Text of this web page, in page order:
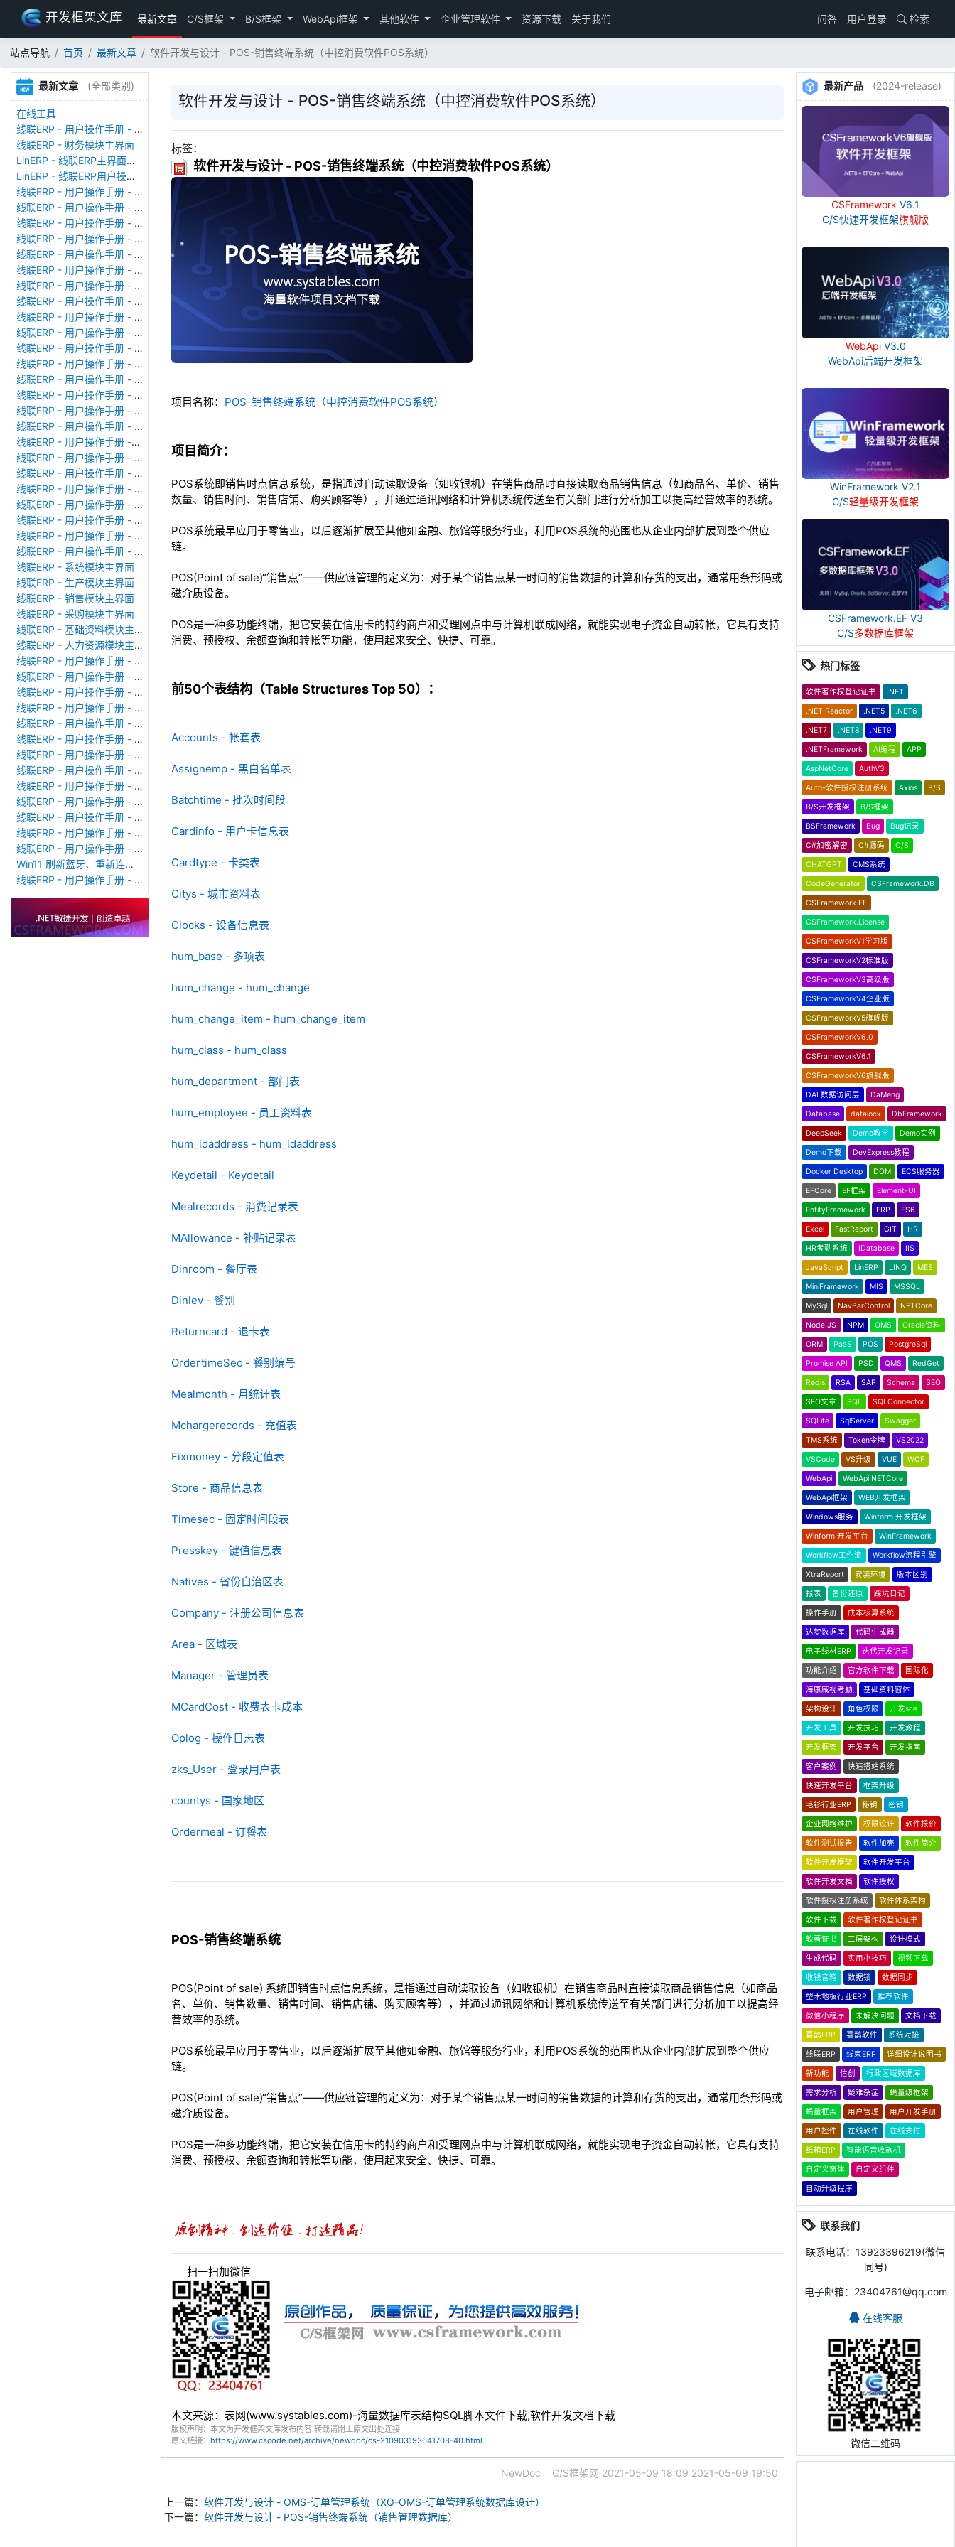
开发框架文库 最新文章 C/S框架 B/S框架 WebApi框架 其他软件 企业管理软件 资源下载 关于我们 问答 用户登录 检索
站点导航 首页 最新文章 软件开发与设计 - POS-销售终端系统（中控消费软件POS系统）
最新文章 (全部类别)
在线工具
线联ERP - 用户操作手册 - 存货期初
线联ERP - 财务模块主界面
LinERP - 线联ERP主界面（HOME）
LinERP - 线联ERP用户操作手册 - 系统登陆
线联ERP - 用户操作手册 - 查看在线用户
线联ERP - 用户操作手册 - 数据备份
线联ERP - 用户操作手册 - 工厂管理
线联ERP - 用户操作手册 - 帐套管理
线联ERP - 用户操作手册 - 语种设置
线联ERP - 用户操作手册 - 国际化多语言
线联ERP - 用户操作手册 - 报表管理
线联ERP - 用户操作手册 - 字段名管理
线联ERP - 用户操作手册 - 模块管理
线联ERP - 用户操作手册 - 广播消息
线联ERP - 用户操作手册 - 审计日志
线联ERP - 用户操作手册 - 公司资料设置
线联ERP - 用户操作手册 - 系统参数设置
线联ERP - 用户操作手册 - 单据类型
线联ERP - 用户操作手册 - 号码规则
线联ERP - 用户操作手册 - 功能菜单
线联ERP - 用户操作手册 -分配临时角色
线联ERP - 用户操作手册 - 组织架构
线联ERP - 用户操作手册 - 用户管理
线联ERP - 用户操作手册 - 角色/岗位管理
线联ERP - 用户操作手册 - 暂估入库明细表
线联ERP - 用户操作手册 - 物料收发明细表
线联ERP - 用户操作手册 - 即时库存余额表
线联ERP - 用户操作手册 - 库存账龄分析表
线联ERP - 系统模块主界面
线联ERP - 生产模块主界面
线联ERP - 销售模块主界面
线联ERP - 采购模块主界面
线联ERP - 基础资料模块主界面
线联ERP - 人力资源模块主界面
线联ERP - 用户操作手册 - 个人考勤报表（横向）
线联ERP - 用户操作手册 - 部门考勤报表
线联ERP - 用户操作手册 - 个人考勤报表
线联ERP - 用户操作手册 - 考勤计算
线联ERP - 用户操作手册 - 节假日管理
线联ERP - 用户操作手册 - 请假管理
线联ERP - 用户操作手册 - 补卡管理
线联ERP - 用户操作手册 - 考勤设备管理
线联ERP - 用户操作手册 - 考勤参数配置
线联ERP - 用户操作手册 - 考勤设备绑定
线联ERP - 用户操作手册 - 员工档案
线联ERP - 用户操作手册 - 班次管理
线联ERP - 用户操作手册 - 排班管理
Win11 刷新蓝牙、重新连接蓝牙音响
线联ERP - 用户操作手册 - 成品入库单
软件开发与设计 - POS-销售终端系统（中控消费软件POS系统）
标签：
软件开发与设计 - POS-销售终端系统（中控消费软件POS系统）
项目名称： POS-销售终端系统（中控消费软件POS系统）
项目简介：
POS系统即销售时点信息系统，是指通过自动读取设备（如收银机）在销售商品时直接读取商品销售信息（如商品名、单价、销售
数量、销售时间、销售店铺、购买顾客等），并通过通讯网络和计算机系统传送至有关部门进行分析加工以提高经营效率的系统。
POS系统最早应用于零售业，以后逐渐扩展至其他如金融、旅馆等服务行业，利用POS系统的范围也从企业内部扩展到整个供应
链。
POS(Point of sale)“销售点”——供应链管理的定义为：对于某个销售点某一时间的销售数据的计算和存货的支出，通常用条形码或
磁介质设备。
POS是一种多功能终端，把它安装在信用卡的特约商户和受理网点中与计算机联成网络，就能实现电子资金自动转帐，它具有支持
消费、预授权、余额查询和转帐等功能，使用起来安全、快捷、可靠。
前50个表结构（Table Structures Top 50）：
Accounts - 帐套表
Assignemp - 黑白名单表
Batchtime - 批次时间段
Cardinfo - 用户卡信息表
Cardtype - 卡类表
Citys - 城市资料表
Clocks - 设备信息表
hum_base - 多项表
hum_change - hum_change
hum_change_item - hum_change_item
hum_class - hum_class
hum_department - 部门表
hum_employee - 员工资料表
hum_idaddress - hum_idaddress
Keydetail - Keydetail
Mealrecords - 消费记录表
MAllowance - 补贴记录表
Dinroom - 餐厅表
Dinlev - 餐别
Returncard - 退卡表
OrdertimeSec - 餐别编号
Mealmonth - 月统计表
Mchargerecords - 充值表
Fixmoney - 分段定值表
Store - 商品信息表
Timesec - 固定时间段表
Presskey - 键值信息表
Natives - 省份自治区表
Company - 注册公司信息表
Area - 区域表
Manager - 管理员表
MCardCost - 收费表卡成本
Oplog - 操作日志表
zks_User - 登录用户表
countys - 国家地区
Ordermeal - 订餐表
POS-销售终端系统
POS(Point of sale) 系统即销售时点信息系统，是指通过自动读取设备（如收银机）在销售商品时直接读取商品销售信息（如商品
名、单价、销售数量、销售时间、销售店铺、购买顾客等），并通过通讯网络和计算机系统传送至有关部门进行分析加工以提高经
营效率的系统。
POS系统最早应用于零售业，以后逐渐扩展至其他如金融、旅馆等服务行业，利用POS系统的范围也从企业内部扩展到整个供应
链。
POS(Point of sale)“销售点”——供应链管理的定义为：对于某个销售点某一时间的销售数据的计算和存货的支出，通常用条形码或
磁介质设备。
POS是一种多功能终端，把它安装在信用卡的特约商户和受理网点中与计算机联成网络，就能实现电子资金自动转帐，它具有支持
消费、预授权、余额查询和转帐等功能，使用起来安全、快捷、可靠。
扫一扫加微信
本文来源：表网(www.systables.com)-海量数据库表结构SQL脚本文件下载,软件开发文档下载
版权声明：本文为开发框架文库发布内容,转载请附上原文出处连接
原文链接： https://www.cscode.net/archive/newdoc/cs-210903193641708-40.html
NewDoc C/S框架网 2021-05-09 18:09 2021-05-09 19:50
上一篇： 软件开发与设计 - OMS-订单管理系统（XQ-OMS-订单管理系统数据库设计）
下一篇： 软件开发与设计 - POS-销售终端系统（销售管理数据库）
最新产品 (2024-release)
CSFramework V6.1
C/S快速开发框架旗舰版
WebApiV3.0
WebApi后端开发框架
WinFramework V2.1
C/S轻量级开发框架
CSFramework.EF V3
C/S多数据库框架
热门标签
软件著作权登记证书 .NET
.NET Reactor .NET5 .NET6
.NET7 .NET8 .NET9
.NETFramework AI编程 APP
AspNetCore AuthV3
Auth-软件授权注册系统 Axios B/S
B/S开发框架 B/S框架
BSFramework Bug Bug记录
C#加密解密 C#源码 C/S
CHATGPT CMS系统
CodeGenerator CSFramework.DB
CSFramework.EF
CSFramework.License
CSFrameworkV1学习版
CSFrameworkV2标准版
CSFrameworkV3高级版
CSFrameworkV4企业版
CSFrameworkV5旗舰版
CSFrameworkV6.0
CSFrameworkV6.1
CSFrameworkV6旗舰版
DAL数据访问层 DaMeng
Database datalock DbFramework
DeepSeek Demo教学 Demo实例
Demo下载 DevExpress教程
Docker Desktop DOM ECS服务器
EFCore EF框架 Element-UI
EntityFramework ERP ES6
Excel FastReport GIT HR
HR考勤系统 IDatabase IIS
JavaScript LinERP LINQ MES
MiniFramework MIS MSSQL
MySql NavBarControl NETCore
Node.JS NPM OMS Oracle资料
ORM PaaS POS PostgreSql
Promise API PSD QMS RedGet
Redis RSA SAP Schema SEO
SEO文章 SQL SQLConnector
SQLite SqlServer Swagger
TMS系统 Token令牌 VS2022
VSCode VS升级 VUE WCF
WebApi WebApi NETCore
WebApi框架 WEB开发框架
Windows服务 Winform 开发框架
Winform 开发平台 WinFramework
Workflow工作流 Workflow流程引擎
XtraReport 安装环境 版本区别
报表 备份还原 踩坑日记
操作手册 成本核算系统
达梦数据库 代码生成器
电子线材ERP 迭代开发记录
功能介绍 官方软件下载 国际化
海康威视考勤 基础资料窗体
架构设计 角色权限 开发sce
开发工具 开发技巧 开发教程
开发框架 开发平台 开发指南
客户案例 快速搭站系统
快速开发平台 框架升级
毛衫行业ERP 秘钥 密钥
企业网络维护 权限设计 软件报价
软件测试报告 软件加壳 软件简介
软件开发框架 软件开发平台
软件开发文档 软件授权
软件授权注册系统 软件体系架构
软件下载 软件著作权登记证书
软著证书 三层架构 设计模式
生成代码 实用小技巧 视频下载
收钱音箱 数据锁 数据同步
塑木地板行业ERP 推荐软件
微信小程序 未解决问题 文档下载
喜鹊ERP 喜鹊软件 系统对接
线联ERP 线束ERP 详细设计说明书
新功能 信创 行政区域数据库
需求分析 疑难杂症 蝇量级框架
蝇量框架 用户管理 用户开发手册
用户控件 在线软件 在线支付
纸箱ERP 智能语音收款机
自定义窗体 自定义组件
自动升级程序
联系我们
联系电话：13923396219(微信
同号)
电子邮箱：23404761@qq.com
在线客服
微信二维码